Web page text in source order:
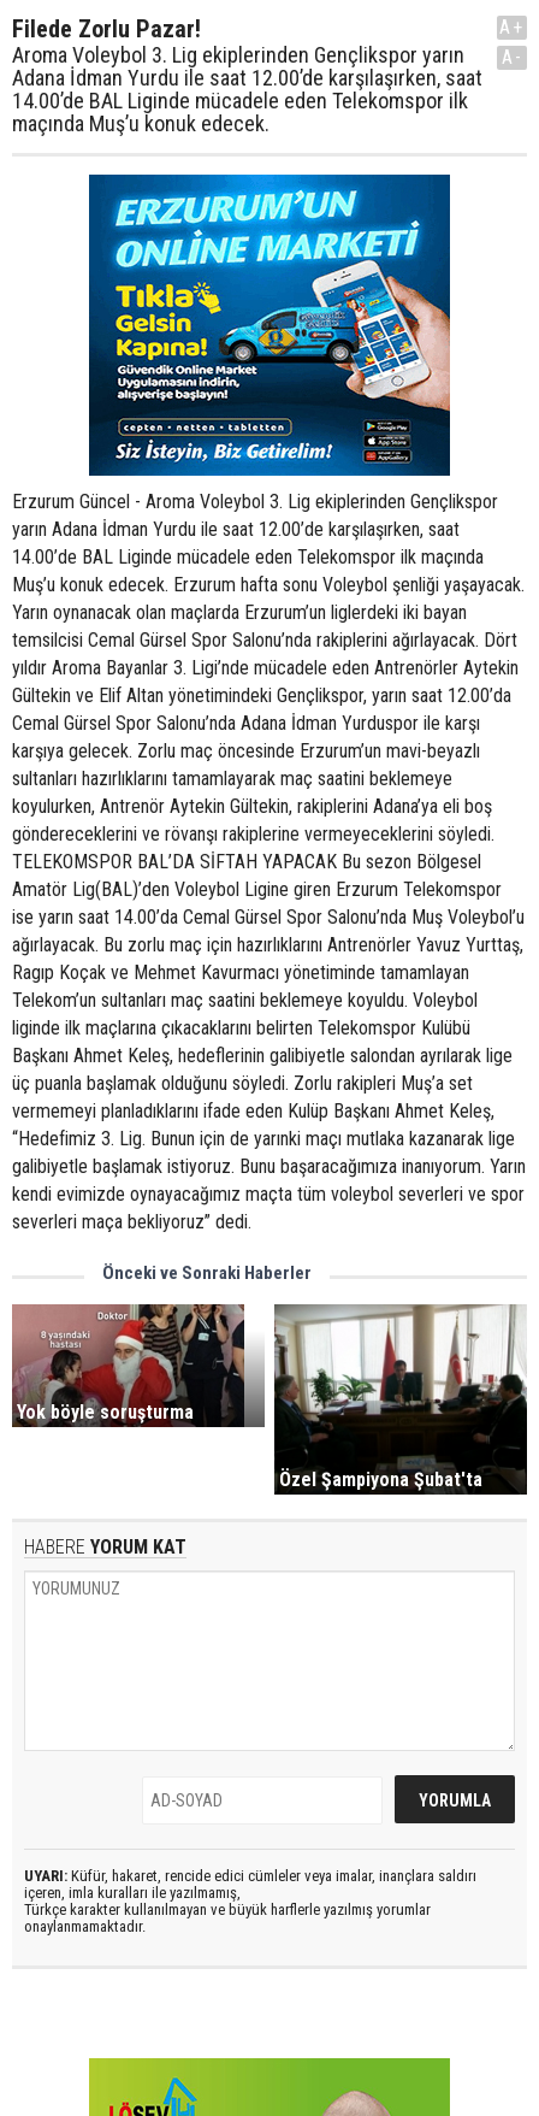
Filede Zorlu Pazar!
Aroma Voleybol 3. Lig ekiplerinden Gençlikspor yarın
Adana İdman Yurdu ile saat 12.00’de karşılaşırken, saat
14.00’de BAL Liginde mücadele eden Telekomspor ilk
maçında Muş’u konuk edecek.
A+
A-
Erzurum Güncel - Aroma Voleybol 3. Lig ekiplerinden Gençlikspor
yarın Adana İdman Yurdu ile saat 12.00’de karşılaşırken, saat
14.00’de BAL Liginde mücadele eden Telekomspor ilk maçında
Muş’u konuk edecek. Erzurum hafta sonu Voleybol şenliği yaşayacak.
Yarın oynanacak olan maçlarda Erzurum’un liglerdeki iki bayan
temsilcisi Cemal Gürsel Spor Salonu’nda rakiplerini ağırlayacak. Dört
yıldır Aroma Bayanlar 3. Ligi’nde mücadele eden Antrenörler Aytekin
Gültekin ve Elif Altan yönetimindeki Gençlikspor, yarın saat 12.00’da
Cemal Gürsel Spor Salonu’nda Adana İdman Yurduspor ile karşı
karşıya gelecek. Zorlu maç öncesinde Erzurum’un mavi-beyazlı
sultanları hazırlıklarını tamamlayarak maç saatini beklemeye
koyulurken, Antrenör Aytekin Gültekin, rakiplerini Adana’ya eli boş
göndereceklerini ve rövanşı rakiplerine vermeyeceklerini söyledi.
TELEKOMSPOR BAL’DA SİFTAH YAPACAK Bu sezon Bölgesel
Amatör Lig(BAL)’den Voleybol Ligine giren Erzurum Telekomspor
ise yarın saat 14.00’da Cemal Gürsel Spor Salonu’nda Muş Voleybol’u
ağırlayacak. Bu zorlu maç için hazırlıklarını Antrenörler Yavuz Yurttaş,
Ragıp Koçak ve Mehmet Kavurmacı yönetiminde tamamlayan
Telekom’un sultanları maç saatini beklemeye koyuldu. Voleybol
liginde ilk maçlarına çıkacaklarını belirten Telekomspor Kulübü
Başkanı Ahmet Keleş, hedeflerinin galibiyetle salondan ayrılarak lige
üç puanla başlamak olduğunu söyledi. Zorlu rakipleri Muş’a set
vermemeyi planladıklarını ifade eden Kulüp Başkanı Ahmet Keleş,
“Hedefimiz 3. Lig. Bunun için de yarınki maçı mutlaka kazanarak lige
galibiyetle başlamak istiyoruz. Bunu başaracağımıza inanıyorum. Yarın
kendi evimizde oynayacağımız maçta tüm voleybol severleri ve spor
severleri maça bekliyoruz” dedi.
Önceki ve Sonraki Haberler
Yok böyle soruşturma
Özel Şampiyona Şubat'ta
HABERE YORUM KAT
UYARI: Küfür, hakaret, rencide edici cümleler veya imalar, inançlara saldırı
içeren, imla kuralları ile yazılmamış,
Türkçe karakter kullanılmayan ve büyük harflerle yazılmış yorumlar
onaylanmamaktadır.